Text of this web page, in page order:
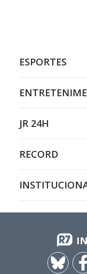
ESPORTES
JR 24H
RECORD